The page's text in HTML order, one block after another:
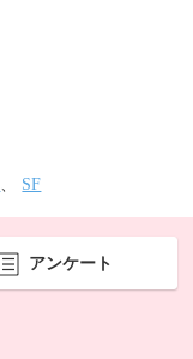
、 SF
アンケート